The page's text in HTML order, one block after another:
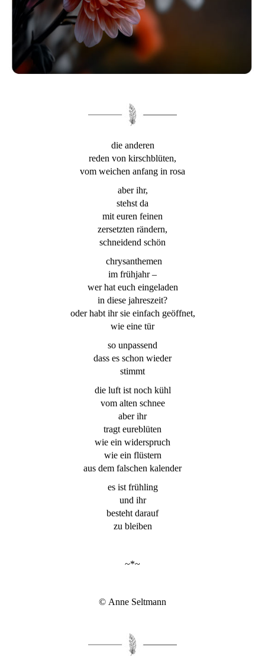
die anderen
reden von kirschblüten,
vom weichen anfang in rosa
aber ihr,
stehst da
mit euren feinen
zersetzten rändern,
schneidend schön
chrysanthemen
im frühjahr –
wer hat euch eingeladen
in diese jahreszeit?
oder habt ihr sie einfach geöffnet,
wie eine tür
so unpassend
dass es schon wieder
stimmt
die luft ist noch kühl
vom alten schnee
aber ihr
tragt eureblüten
wie ein widerspruch
wie ein flüstern
aus dem falschen kalender
es ist frühling
und ihr
besteht darauf
zu bleiben
~*~
© Anne Seltmann